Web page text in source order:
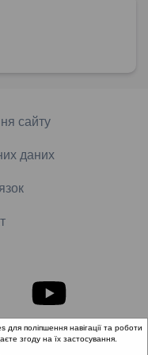
сайту
даних
Всі права
для поліпшення навігації та роботи
згоду на їх застосування.